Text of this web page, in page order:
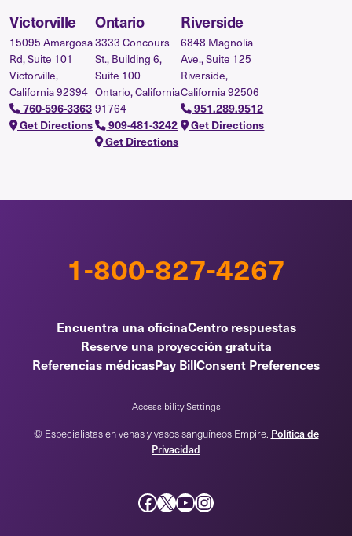
Victorville
15095 Amargosa
Rd, Suite 101
Victorville,
California 92394
760-596-3363
Get Directions
Ontario
3333 Concours
St., Building 6,
Suite 100
Ontario, California
91764
909-481-3242
Get Directions
Riverside
6848 Magnolia
Ave., Suite 125
Riverside,
California 92506
951.289.9512
Get Directions
1-800-827-4267
Encuentra una oficinaCentro respuestas
Reserve una proyección gratuita
Referencias médicasPay BillConsent Preferences
Accessibility Settings
© Especialistas en venas y vasos sanguíneos Empire. Política de
Privacidad
Facebook incógnita YouTube Instagram